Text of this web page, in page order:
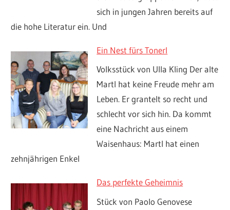
sich in jungen Jahren bereits auf
die hohe Literatur ein. Und
Ein Nest fürs Tonerl
Volksstück von Ulla Kling Der alte
Martl hat keine Freude mehr am
Leben. Er grantelt so recht und
schlecht vor sich hin. Da kommt
eine Nachricht aus einem
Waisenhaus: Martl hat einen
zehnjährigen Enkel
Das perfekte Geheimnis
Stück von Paolo Genovese